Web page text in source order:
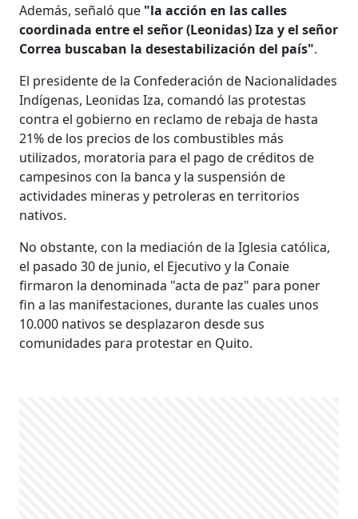
Además, señaló que "la acción en las calles
coordinada entre el señor (Leonidas) Iza y el señor
Correa buscaban la desestabilización del país".
El presidente de la Confederación de Nacionalidades
Indígenas, Leonidas Iza, comandó las protestas
contra el gobierno en reclamo de rebaja de hasta
21% de los precios de los combustibles más
utilizados, moratoria para el pago de créditos de
campesinos con la banca y la suspensión de
actividades mineras y petroleras en territorios
nativos.
No obstante, con la mediación de la Iglesia católica,
el pasado 30 de junio, el Ejecutivo y la Conaie
firmaron la denominada "acta de paz" para poner
fin a las manifestaciones, durante las cuales unos
10.000 nativos se desplazaron desde sus
comunidades para protestar en Quito.